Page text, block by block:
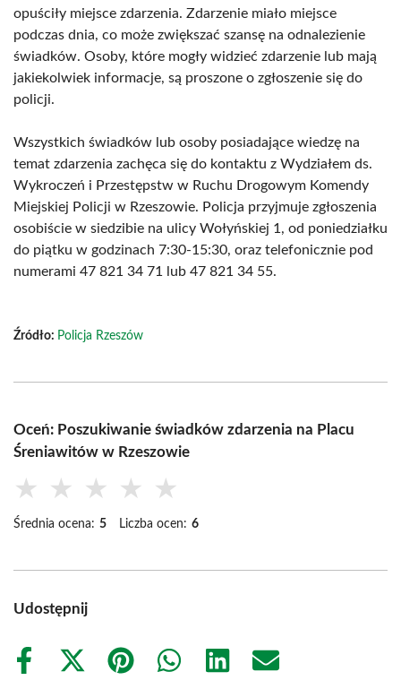
opuściły miejsce zdarzenia. Zdarzenie miało miejsce
podczas dnia, co może zwiększać szansę na odnalezienie
świadków. Osoby, które mogły widzieć zdarzenie lub mają
jakiekolwiek informacje, są proszone o zgłoszenie się do
policji.
Wszystkich świadków lub osoby posiadające wiedzę na
temat zdarzenia zachęca się do kontaktu z Wydziałem ds.
Wykroczeń i Przestępstw w Ruchu Drogowym Komendy
Miejskiej Policji w Rzeszowie. Policja przyjmuje zgłoszenia
osobiście w siedzibie na ulicy Wołyńskiej 1, od poniedziałku
do piątku w godzinach 7:30-15:30, oraz telefonicznie pod
numerami 47 821 34 71 lub 47 821 34 55.
Źródło: Policja Rzeszów
Oceń: Poszukiwanie świadków zdarzenia na Placu
Śreniawitów w Rzeszowie
★ ★ ★ ★ ★
Średnia ocena: 5 Liczba ocen: 6
Udostępnij
Share
Share
Share
Share
Share
Share